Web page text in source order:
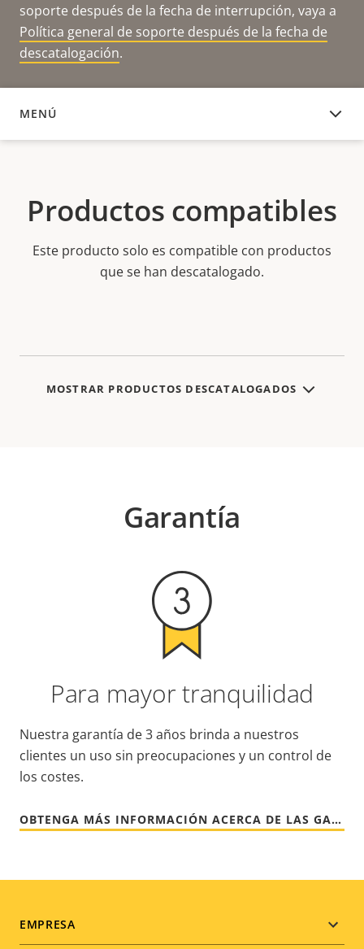
soporte después de la fecha de interrupción, vaya a
Política general de soporte después de la fecha de
descatalogación.
MENÚ
PRODUCTOS COMPATIBLES
Productos compatibles
Este producto solo es compatible con productos
que se han descatalogado.
MOSTRAR PRODUCTOS DESCATALOGADOS
Garantía
Para mayor tranquilidad
Nuestra garantía de 3 años brinda a nuestros
clientes un uso sin preocupaciones y un control de
los costes.
OBTENGA MÁS INFORMACIÓN ACERCA DE LAS GARANTÍAS DE AXIS
Footer
EMPRESA